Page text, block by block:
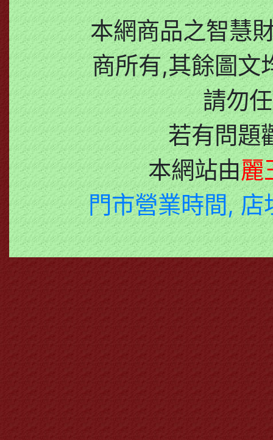
本網商品之智慧
商所有,其餘圖文
請勿
若有問題
本網站由麗
門市營業時間,